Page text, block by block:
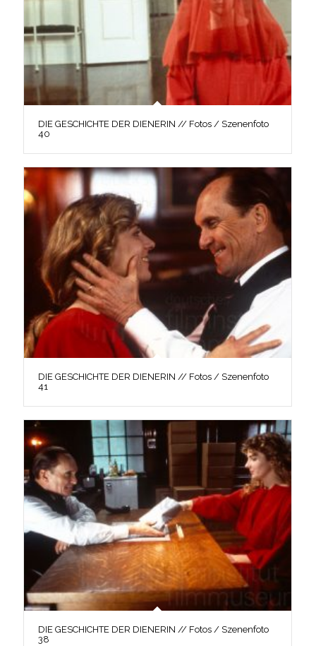
DIE GESCHICHTE DER DIENERIN // Fotos / Szenenfoto
40
DIE GESCHICHTE DER DIENERIN // Fotos / Szenenfoto
41
DIE GESCHICHTE DER DIENERIN // Fotos / Szenenfoto
38